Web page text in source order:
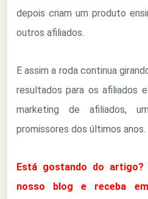
depois criam um produto
outros afiliados.
E assim a roda continua
resultados para os afiliados
marketing de afiliados,
promissores dos últimos anos.
Está gostando do
nosso blog e receba